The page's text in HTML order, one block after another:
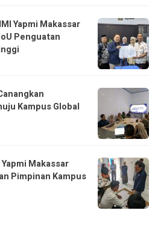
Yapmi Makassar
Penguatan
Kampus Global
Makassar
Pimpinan Kampus